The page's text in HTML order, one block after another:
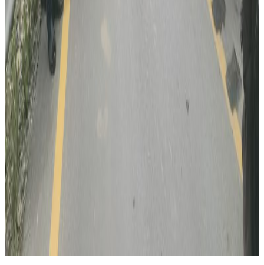
२०२६ अगस्ट १
सुनसरी घटनामा सर्वदलीय बैठक: सरकारको
भूमिकामाथि विपक्षी दलहरूको प्रश्न
२०२६ जुलाई ३०
भौतिक पूर्वाधारमन्त्री आफैंले गाडि चलाएर उद्घाटन
गरे नागढुंगा-काठमाडौं सुरुङमार्ग
२०२६ जुलाई २८
अनुमतिबिनै सञ्चालन भएको साउदी सिप प्रमाणीकरण
केन्द्रमा सरकारको तालाबन्दी